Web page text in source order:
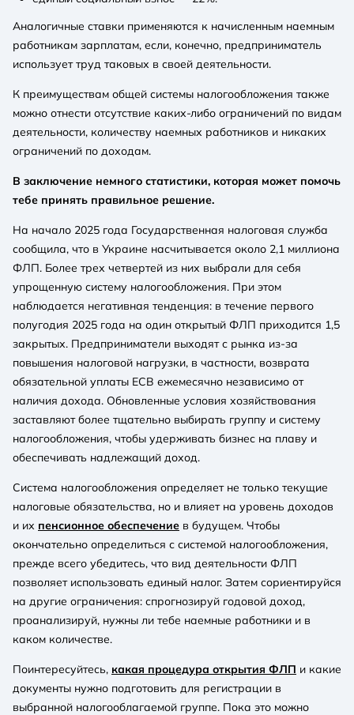
Аналогичные ставки применяются к начисленным наемным
работникам зарплатам, если, конечно, предприниматель
использует труд таковых в своей деятельности.
К преимуществам общей системы налогообложения также
можно отнести отсутствие каких-либо ограничений по видам
деятельности, количеству наемных работников и никаких
ограничений по доходам.
В заключение немного статистики, которая может помочь
тебе принять правильное решение.
На начало 2025 года Государственная налоговая служба
сообщила, что в Украине насчитывается около 2,1 миллиона
ФЛП. Более трех четвертей из них выбрали для себя
упрощенную систему налогообложения. При этом
наблюдается негативная тенденция: в течение первого
полугодия 2025 года на один открытый ФЛП приходится 1,5
закрытых. Предприниматели выходят с рынка из-за
повышения налоговой нагрузки, в частности, возврата
обязательной уплаты ЕСВ ежемесячно независимо от
наличия дохода. Обновленные условия хозяйствования
заставляют более тщательно выбирать группу и систему
налогообложения, чтобы удерживать бизнес на плаву и
обеспечивать надлежащий доход.
Система налогообложения определяет не только текущие
налоговые обязательства, но и влияет на уровень доходов
и их пенсионное обеспечение в будущем. Чтобы
окончательно определиться с системой налогообложения,
прежде всего убедитесь, что вид деятельности ФЛП
позволяет использовать единый налог. Затем сориентируйся
на другие ограничения: спрогнозируй годовой доход,
проанализируй, нужны ли тебе наемные работники и в
каком количестве.
Поинтересуйтесь, какая процедура открытия ФЛП и какие
документы нужно подготовить для регистрации в
выбранной налогооблагаемой группе. Пока это можно